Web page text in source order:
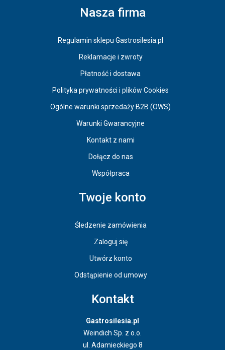
Nasza firma
Regulamin sklepu Gastrosilesia.pl
Reklamacje i zwroty
Płatność i dostawa
Polityka prywatności i plików Cookies
Ogólne warunki sprzedaży B2B (OWS)
Warunki Gwarancyjne
Kontakt z nami
Dołącz do nas
Współpraca
Twoje konto
Śledzenie zamówienia
Zaloguj się
Utwórz konto
Odstąpienie od umowy
Kontakt
Gastrosilesia.pl
Weindich Sp. z o.o.
ul. Adamieckiego 8